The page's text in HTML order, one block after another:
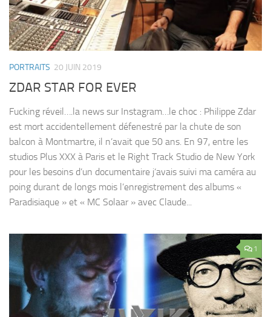
PORTRAITS 20 JUIN 2019
ZDAR STAR FOR EVER
Fucking réveil….la news sur Instagram…le choc : Philippe Zdar
est mort accidentellement défenestré par la chute de son
balcon à Montmartre, il n’avait que 50 ans. En 97, entre les
studios Plus XXX à Paris et le Right Track Studio de New York
pour les besoins d’un documentaire j‘avais suivi ma caméra au
poing durant de longs mois l’enregistrement des albums «
Paradisiaque » et « MC Solaar » avec Claude...
1